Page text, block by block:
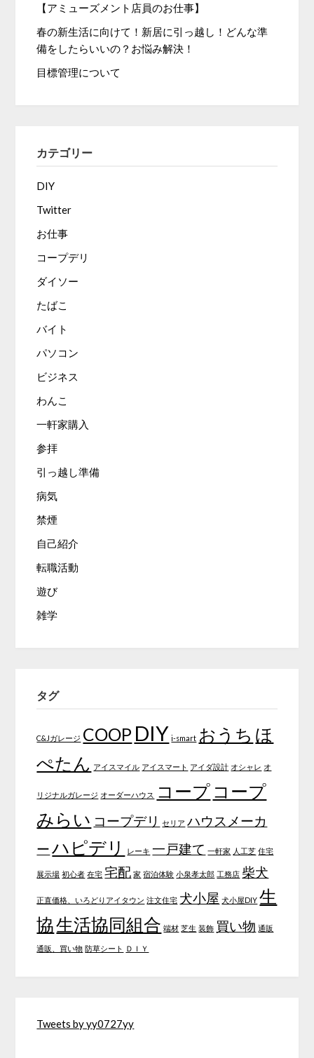
【アミューズメント店員のお仕事】
春の新生活に向けて！新居に引っ越し！どんな準
備をしたらいいの？お悩み解決！
目標管理について
カテゴリー
DIY
Twitter
お仕事
コープデリ
ダイソー
たばこ
バイト
パソコン
ビジネス
わんこ
一軒家購入
参拝
引っ越し準備
病気
禁煙
自己紹介
転職活動
遊び
雑学
タグ
C&Jガレージ COOP DIY i-smart おうち ほ
ぺたん アイスマイル アイスマート アイダ設計 オシャレ オ
リジナルガレージ オーダーハウス コープ コープ
みらい コープデリ セリア ハウスメーカ
ー ハピデリ レーキ 一戸建て 一軒家 人工芝 住宅
展示場 初心者 在宅 宅配 家 宿泊体験 小泉孝太郎 工務店 柴犬
正直価格、いろどりアイタウン 注文住宅 犬小屋 犬小屋DIY 生
協生活協同組合 端材 芝生 装飾 買い物 通販
通販、買い物 防草シート ＤＩＹ
Tweets by yy0727yy